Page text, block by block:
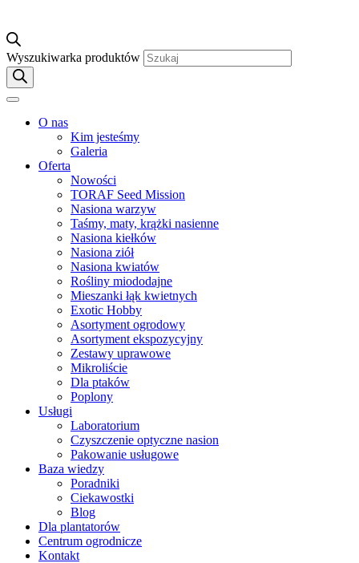
Wyszukiwarka produktów
O nas
Kim jesteśmy
Galeria
Oferta
Nowości
TORAF Seed Mission
Nasiona warzyw
Taśmy, maty, krążki nasienne
Nasiona kiełków
Nasiona ziół
Nasiona kwiatów
Rośliny miododajne
Mieszanki łąk kwietnych
Exotic Hobby
Asortyment ogrodowy
Asortyment ekspozycyjny
Zestawy uprawowe
Mikroliście
Dla ptaków
Poplony
Usługi
Laboratorium
Czyszczenie optyczne nasion
Pakowanie usługowe
Baza wiedzy
Poradniki
Ciekawostki
Blog
Dla plantatorów
Centrum ogrodnicze
Kontakt